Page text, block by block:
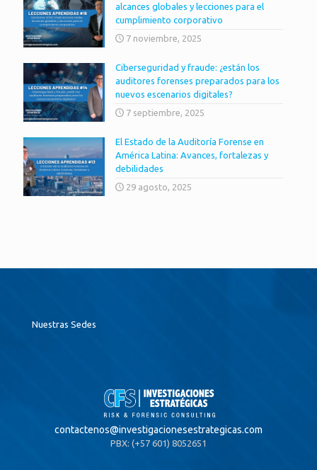
alcances globales y lecciones para el
cumplimiento corporativo
7 noviembre, 2025
Ciberseguridad y fraude: ¿están los
auditores forenses preparados para los
nuevos escenarios digitales?
7 septiembre, 2025
El Estado de la Auditoría Forense en
América Latina: Avances, fortalezas y
debilidades
29 agosto, 2025
Nuestras Sedes
contactenos@investigacionesestrategicas.com
PBX: (+57 601) 8052651